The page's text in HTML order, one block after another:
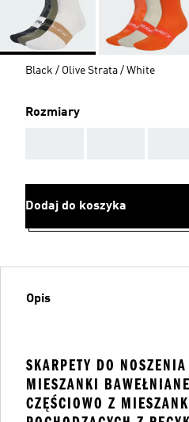
Black / Olive Strata / White
Rozmiary
Dodaj do koszyka
Opis
SKARPETY DO
MIESZANKI
CZĘŚCIOWO Z